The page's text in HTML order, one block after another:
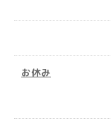
お休み